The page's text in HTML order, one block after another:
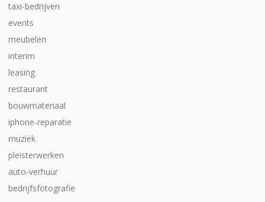
taxi-bedrijven
events
meubelen
interim
leasing
restaurant
bouwmateriaal
iphone-reparatie
muziek
pleisterwerken
auto-verhuur
bedrijfsfotografie